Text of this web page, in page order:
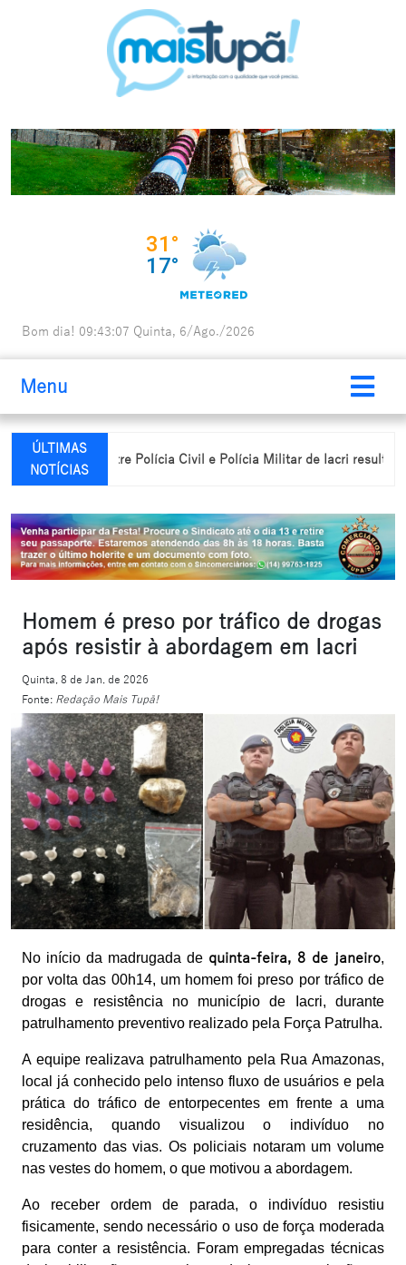
Bom dia! 09:43:08 Quinta, 6/Ago./2026
Menu
ÚLTIMAS
NOTÍCIAS
entre Polícia Civil e Polícia Militar de Iacri resulta em
Homem é preso por tráfico de drogas
após resistir à abordagem em Iacri
Quinta, 8 de Jan. de 2026
Fonte: Redação Mais Tupã!
No início da madrugada de quinta-feira, 8 de janeiro,
por volta das 00h14, um homem foi preso por tráfico de
drogas e resistência no município de Iacri, durante
patrulhamento preventivo realizado pela Força Patrulha.
A equipe realizava patrulhamento pela Rua Amazonas,
local já conhecido pelo intenso fluxo de usuários e pela
prática do tráfico de entorpecentes em frente a uma
residência, quando visualizou o indivíduo no
cruzamento das vias. Os policiais notaram um volume
nas vestes do homem, o que motivou a abordagem.
Ao receber ordem de parada, o indivíduo resistiu
fisicamente, sendo necessário o uso de força moderada
para conter a resistência. Foram empregadas técnicas